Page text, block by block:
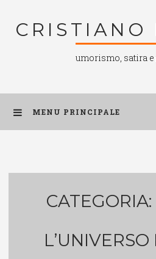
CRISTIANO
umorismo, satira
MENU PRINCIPALE
CATEGORIA: